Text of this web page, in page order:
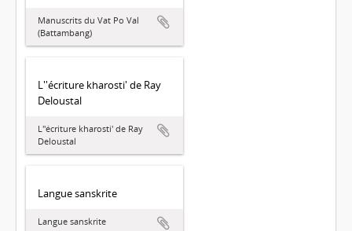
Manuscrits du Vat Po Val
(Battambang)
L''écriture kharosti' de Ray
Deloustal
L''écriture kharosti' de Ray
Deloustal
Langue sanskrite
Langue sanskrite